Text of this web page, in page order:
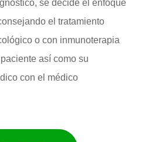
se decide el enfoque
el tratamiento
o con inmunoterapia
así como su
con el médico